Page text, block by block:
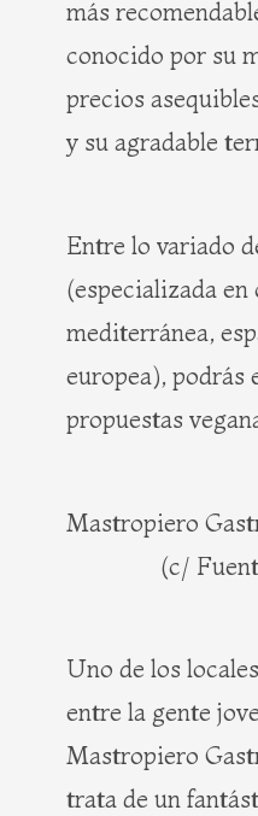
más
conocido por su
precios
y su agradable
Entre lo variado
(especializada en
mediterránea,
europea), podrás
propuestas
Mastropiero
(c/
Uno de los
entre la gente
Mastropiero
trata de un